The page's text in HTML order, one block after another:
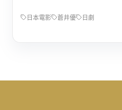
日本電影 蒼井優 日劇